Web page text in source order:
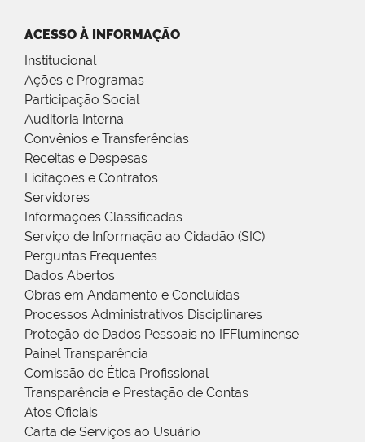
ACESSO À INFORMAÇÃO
Institucional
Ações e Programas
Participação Social
Auditoria Interna
Convênios e Transferências
Receitas e Despesas
Licitações e Contratos
Servidores
Informações Classificadas
Serviço de Informação ao Cidadão (SIC)
Perguntas Frequentes
Dados Abertos
Obras em Andamento e Concluídas
Processos Administrativos Disciplinares
Proteção de Dados Pessoais no IFFluminense
Painel Transparência
Comissão de Ética Profissional
Transparência e Prestação de Contas
Atos Oficiais
Carta de Serviços ao Usuário